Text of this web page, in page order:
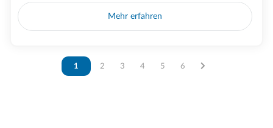
Mehr erfahren
Vous êtes sur la page
1 Vous êtes sur la page
2 Vous êtes sur la page
3 Vous êtes sur la page
4 Vous êtes sur la page
5 Vous êtes sur la page
6